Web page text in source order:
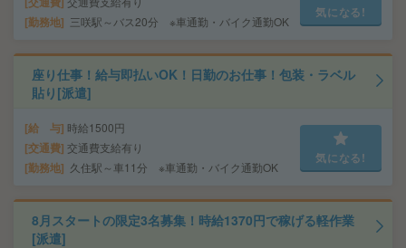
勤務地 三咲駅～バス20分 ※車通勤・バイク通勤OK
気になる!
座り仕事！給与即払いOK！日勤のお仕事！包装・ラベル
貼り[派遣]
給 与 時給1500円
交通費 交通費支給有り
勤務地 久住駅～車11分 ※車通勤・バイク通勤OK
気になる!
8月スタートの限定3名募集！時給1370円で稼げる軽作業
[派遣]